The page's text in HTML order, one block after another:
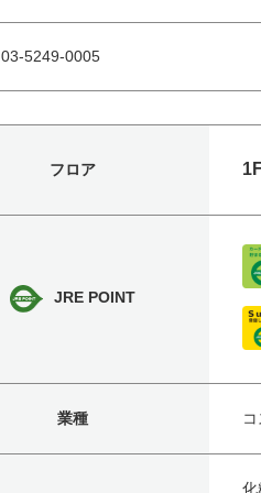
03-5249-0005
フロア
JRE POINT
業種
化